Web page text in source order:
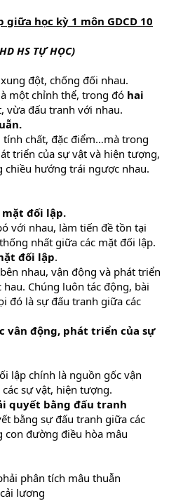
học kỳ 1 môn GDCD 10
HS TỰ HỌC)
đột, chống đối nhau.
một chỉnh thể, trong đó hai
vừa đấu tranh với nhau.
chất, đặc điểm…mà trong
triển của sự vật và hiện tượng,
hướng trái ngược nhau.
đối lập.
với nhau, làm tiến đề tồn tại
nhất giữa các mặt đối lập.
đối lập.
nhau, vận động và phát triển
Chúng luôn tác động, bài
đó là sự đấu tranh giữa các
vân động, phát triển của sự
lập chính là nguồn gốc vận
sự vật, hiện tượng.
quyết bằng đấu tranh
bằng sự đấu tranh giữa các
con đường điều hòa mâu
phân tích mâu thuẫn
lương